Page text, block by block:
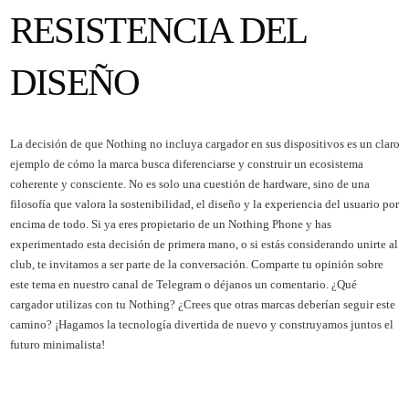
RESISTENCIA DEL
DISEÑO
La decisión de que Nothing no incluya cargador en sus dispositivos es un claro
ejemplo de cómo la marca busca diferenciarse y construir un ecosistema
coherente y consciente. No es solo una cuestión de hardware, sino de una
filosofía que valora la sostenibilidad, el diseño y la experiencia del usuario por
encima de todo. Si ya eres propietario de un Nothing Phone y has
experimentado esta decisión de primera mano, o si estás considerando unirte al
club, te invitamos a ser parte de la conversación. Comparte tu opinión sobre
este tema en nuestro canal de Telegram o déjanos un comentario. ¿Qué
cargador utilizas con tu Nothing? ¿Crees que otras marcas deberían seguir este
camino? ¡Hagamos la tecnología divertida de nuevo y construyamos juntos el
futuro minimalista!